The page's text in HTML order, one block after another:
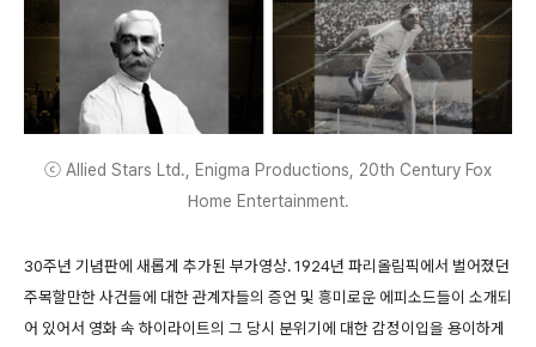
ⓒ Allied Stars Ltd., Enigma Productions, 20th Century Fox
Home Entertainment.
30주년 기념판에 새롭게 추가된 부가영상. 1924년 파리올림픽에서 벌어졌던
주목할만한 사건들에 대한 관계자들의 증언 및 흥미로운 에피소드들이 소개되
어 있어서 영화 속 하이라이트의 그 당시 분위기에 대한 감정이입을 용이하게